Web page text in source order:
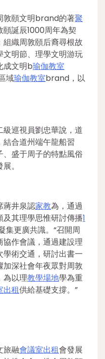
敦頤文明brand的著聚
誕辰1000周年為契
織周敦頤后裔尋根故
明節、理學文明游玩
成文明b瑜伽教室
域瑜伽教室brand，以
巡視員劉忠華說，道
合道州端午龍船習
盛于周子的特點風俗
。
蔣井泉認家教為，通過
其理學思惟研討傳播1
集更廣共識。“召開周
協作會議，通過建設理
術交通，研討出書一
深社會年夜眾對周敦
為以理教學場地學為重
出租供給基礎支撐。”
旅融會議室出租會發展